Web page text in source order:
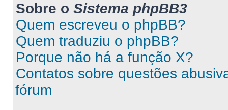
Sobre o Sistema phpBB3
Quem escreveu o phpBB?
Quem traduziu o phpBB?
Porque não há a função X?
Contatos sobre questões
fórum